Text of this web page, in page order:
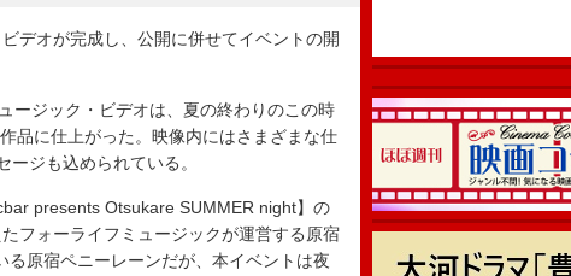
デオが完成し、公開に併せてイベントの開
ージック・ビデオは、夏の終わりのこの時
品に仕上がった。映像内にはさまざまな仕
ジも込められている。
presents Otsukare SUMMER night】の
フォーライフミュージックが運営する原宿
原宿ペニーレーンだが、本イベントは夜